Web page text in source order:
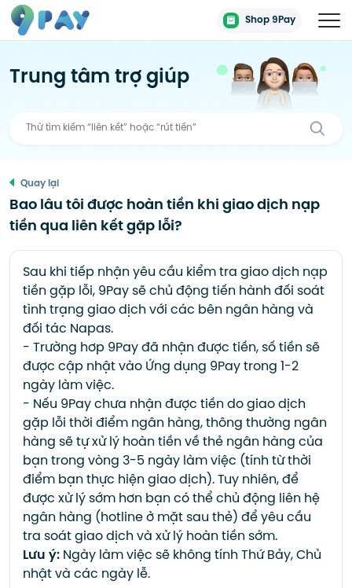
Shop 9Pay
Trung tâm trợ giúp
Quay lại
Bao lâu tôi được hoàn tiền khi giao dịch nạp
tiền qua liên kết gặp lỗi?
Sau khi tiếp nhận yêu cầu kiểm tra giao dịch nạp
tiền gặp lỗi, 9Pay sẽ chủ động tiến hành đối soát
tình trạng giao dịch với các bên ngân hàng và
đối tác Napas.
- Trường hơp 9Pay đã nhận được tiền, số tiền sẽ
được cập nhật vào Ứng dụng 9Pay trong 1-2
ngày làm việc.
- Nếu 9Pay chưa nhận được tiền do giao dịch
gặp lỗi thời điểm ngân hàng, thông thường ngân
hàng sẽ tự xử lý hoàn tiền về thẻ ngân hàng của
bạn trong vòng 3-5 ngày làm việc (tính từ thời
điểm bạn thực hiện giao dịch). Tuy nhiên, để
được xử lý sớm hơn bạn có thể chủ động liên hệ
ngân hàng (hotline ở mặt sau thẻ) để yêu cầu
tra soát giao dịch và xử lý hoàn tiền sớm.
Lưu ý:Ngày làm việc sẽ không tính Thứ Bảy, Chủ
nhật và các ngày lễ.